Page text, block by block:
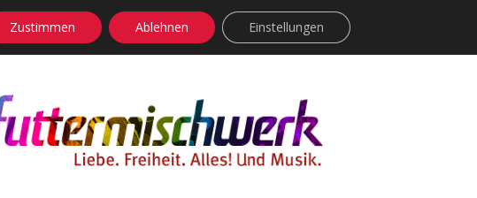
facebook
instagram
rss soundcloud
vimeoBluesky
Zustimmen Ablehnen Einstellungen